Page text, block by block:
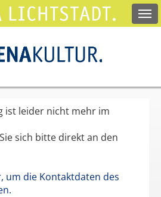
ist leider nicht mehr im
sich bitte direkt an den
um die Kontaktdaten des